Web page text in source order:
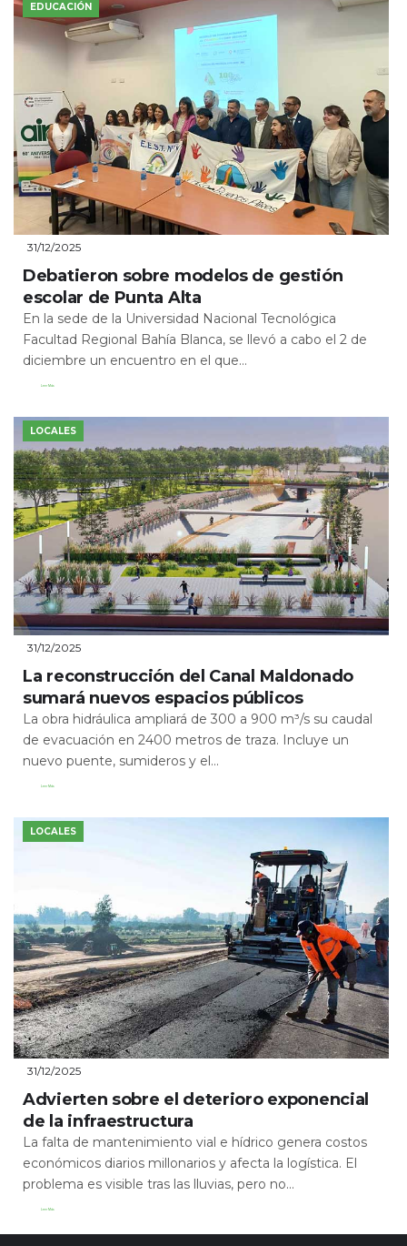
EDUCACIÓN
31/12/2025
Debatieron sobre modelos de gestión
escolar de Punta Alta
En la sede de la Universidad Nacional Tecnológica
Facultad Regional Bahía Blanca, se llevó a cabo el 2 de
diciembre un encuentro en el que...
Leer Más
LOCALES
31/12/2025
La reconstrucción del Canal Maldonado
sumará nuevos espacios públicos
La obra hidráulica ampliará de 300 a 900 m³/s su caudal
de evacuación en 2400 metros de traza. Incluye un
nuevo puente, sumideros y el...
Leer Más
LOCALES
31/12/2025
Advierten sobre el deterioro exponencial
de la infraestructura
La falta de mantenimiento vial e hídrico genera costos
económicos diarios millonarios y afecta la logística. El
problema es visible tras las lluvias, pero no...
Leer Más